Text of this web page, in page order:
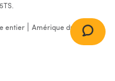
entier
Amérique du Nord